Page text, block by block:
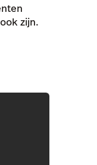
zijn.